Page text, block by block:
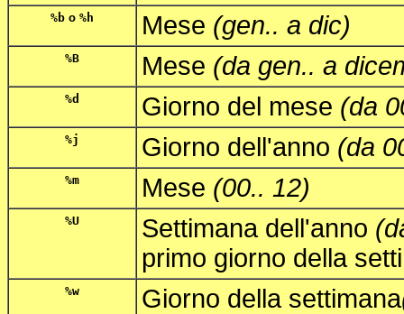
%b o %h Mese (gen.. a dic)
%B Mese (da gen.. a
%d Giorno del mese (da
%j Giorno dell'anno (da
%m Mese (00.. 12)
%U Settimana dell'anno
primo giorno della
%w Giorno della settimana